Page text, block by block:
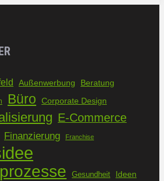
Außenwerbung Beratung
Büro Corporate Design
E-Commerce
Finanzierung Franchise
Gesundheit Ideen